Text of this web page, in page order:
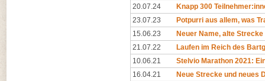
20.07.24
Knapp 300
23.07.23
Potpurri aus allem, was
15.06.23
Neuer Name, alte Strecke
21.07.22
Laufen im Reich des
10.06.21
Stelvio Marathon 2021:
16.04.21
Neue Strecke und neues